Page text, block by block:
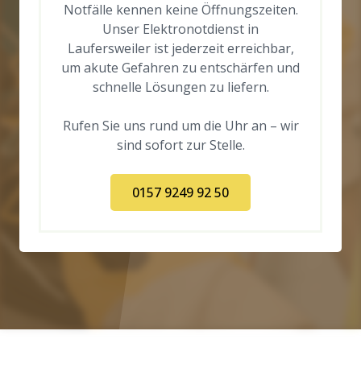
Notfälle kennen keine Öffnungszeiten.
Unser Elektronotdienst in
Laufersweiler ist jederzeit erreichbar,
um akute Gefahren zu entschärfen und
schnelle Lösungen zu liefern.
Rufen Sie uns rund um die Uhr an – wir
sind sofort zur Stelle.
0157 9249 92 50